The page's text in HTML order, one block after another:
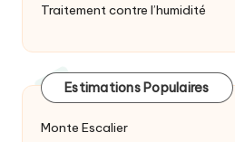
Traitement contre l’humidité
Estimations Populaires
Monte Escalier